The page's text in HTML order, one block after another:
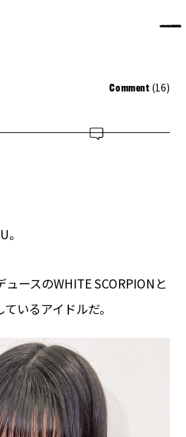
Comment (16)
ースのWHITE SCORPIONと
いるアイドルだ。